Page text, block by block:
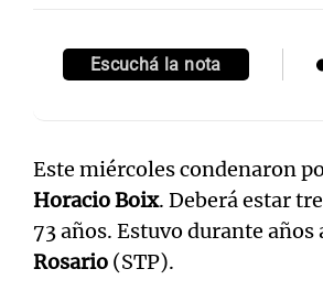
Escuchá la nota
Este miércoles condenaron
Horacio Boix. Deberá estar
73 años. Estuvo durante
Rosario (STP).